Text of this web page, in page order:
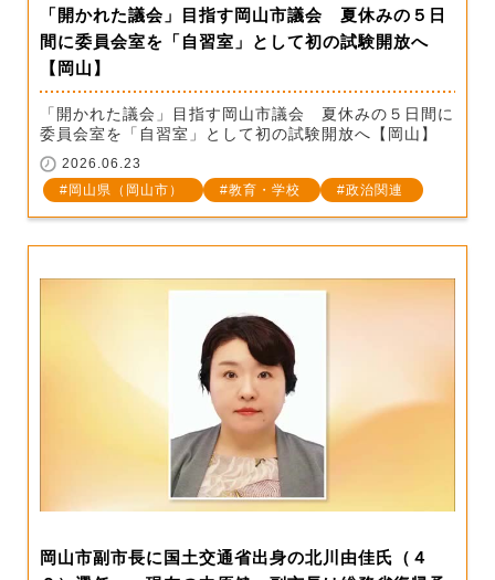
「開かれた議会」目指す岡山市議会 夏休みの５日
間に委員会室を「自習室」として初の試験開放へ
【岡山】
「開かれた議会」目指す岡山市議会 夏休みの５日間に
委員会室を「自習室」として初の試験開放へ【岡山】
2026.06.23
岡山県（岡山市）
教育・学校 政治関連
岡山市副市長に国土交通省出身の北川由佳氏（４